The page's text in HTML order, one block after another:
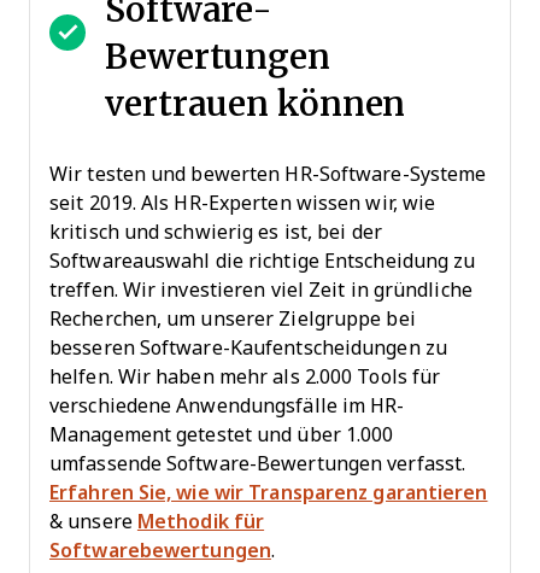
Bewertungen
vertrauen können
Wir testen und bewerten HR-Software-Systeme
seit 2019. Als HR-Experten wissen wir, wie
kritisch und schwierig es ist, bei der
Softwareauswahl die richtige Entscheidung zu
treffen. Wir investieren viel Zeit in gründliche
Recherchen, um unserer Zielgruppe bei
besseren Software-Kaufentscheidungen zu
helfen. Wir haben mehr als 2.000 Tools für
verschiedene Anwendungsfälle im HR-
Management getestet und über 1.000
umfassende Software-Bewertungen verfasst.
Erfahren Sie, wie wir Transparenz garantieren
& unsere Methodik für
Softwarebewertungen.